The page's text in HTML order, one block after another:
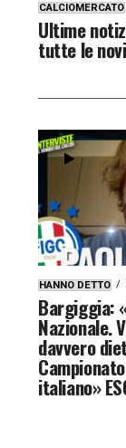
CALCIOMERCATO
Ultime
tutte le
HANNO DETTO
Bargiggia:
Nazionale.
davvero
italiano»